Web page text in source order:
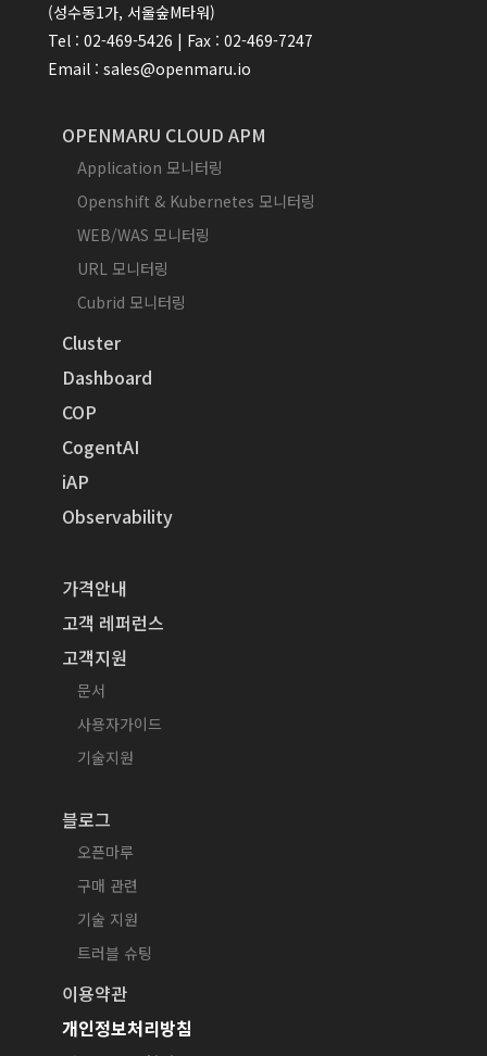
(성수동1가, 서울숲M타워)
Tel : 02-469-5426 | Fax : 02-469-7247
Email : sales@openmaru.io
OPENMARU CLOUD APM
Application 모니터링
Openshift & Kubernetes 모니터링
WEB/WAS 모니터링
URL 모니터링
Cubrid 모니터링
Cluster
Dashboard
COP
CogentAI
iAP
Observability
가격안내
고객 레퍼런스
고객지원
문서
사용자가이드
기술지원
블로그
오픈마루
구매 관련
기술 지원
트러블 슈팅
이용약관
개인정보처리방침